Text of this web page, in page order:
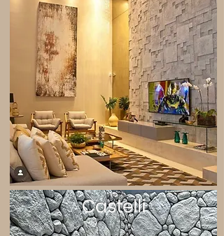
Castelli